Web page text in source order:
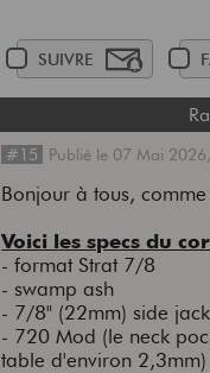
SUIVRE
#15 Publié le 07 Mai 2026,
Bonjour à tous,
Voici les specs du
- format Strat 7/8
- swamp ash
- 7/8" (22mm) side
- 720 Mod (le neck
table d'environ 2,3mm)